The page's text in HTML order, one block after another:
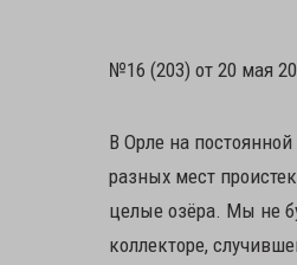
№16 (203) от 20 мая
В Орле на
разных мест
целые озёра. Мы не
коллекторе,